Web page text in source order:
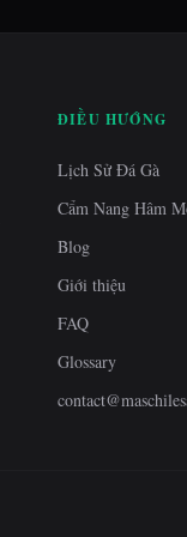
ĐIỀU HƯỚNG
Lịch Sử Đá Gà
Cẩm Nang Hâm
Blog
Giới thiệu
FAQ
Glossary